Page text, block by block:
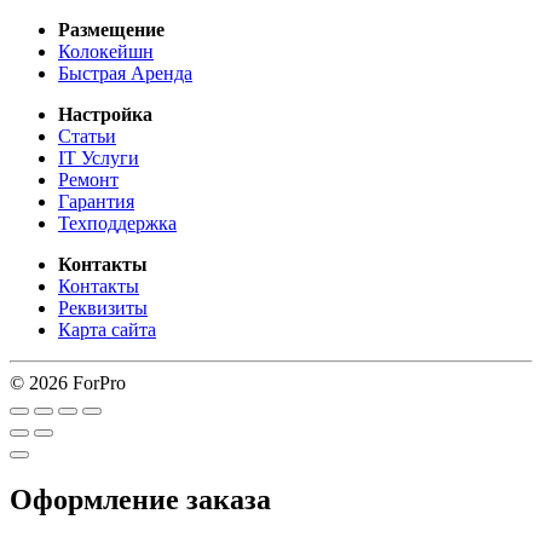
Размещение
Колокейшн
Быстрая Аренда
Настройка
Статьи
IT Услуги
Ремонт
Гарантия
Техподдержка
Контакты
Контакты
Реквизиты
Карта сайта
© 2026 ForPro
Оформление заказа